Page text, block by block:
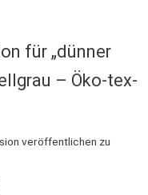
für „dünner
– Öko-tex-
veröffentlichen zu